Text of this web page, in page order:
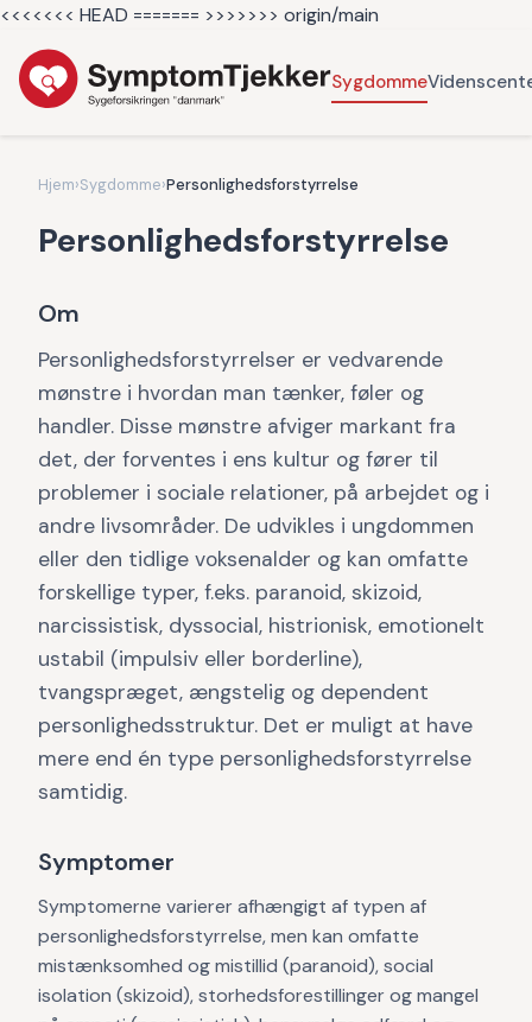
<<<<<<< HEAD ======= >>>>>>> origin/main
Sygdomme
Hjem›Sygdomme›Personlighedsforstyrrelse
Personlighedsforstyrrelse
Om
Personlighedsforstyrrelser er vedvarende
mønstre i hvordan man tænker, føler og
handler. Disse mønstre afviger markant fra
det, der forventes i ens kultur og fører til
problemer i sociale relationer, på arbejdet og i
andre livsområder. De udvikles i ungdommen
eller den tidlige voksenalder og kan omfatte
forskellige typer, f.eks. paranoid, skizoid,
narcissistisk, dyssocial, histrionisk, emotionelt
ustabil (impulsiv eller borderline),
tvangspræget, ængstelig og dependent
personlighedsstruktur. Det er muligt at have
mere end én type personlighedsforstyrrelse
samtidig.
Symptomer
Symptomerne varierer afhængigt af typen af
personlighedsforstyrrelse, men kan omfatte
mistænksomhed og mistillid (paranoid), social
isolation (skizoid), storhedsforestillinger og mangel